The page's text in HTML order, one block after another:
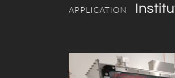
APPLICATION